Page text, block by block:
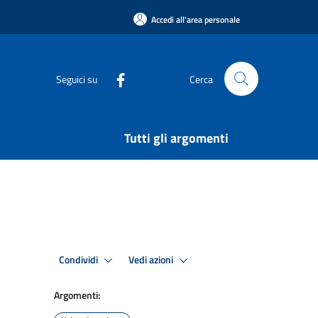
Accedi all'area personale
Seguici su Cerca
Tutti gli argomenti
Condividi Vedi azioni
Argomenti: